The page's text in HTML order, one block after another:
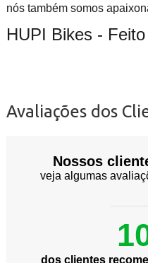
nós também somos
HUPI Bikes -
Avaliações dos
Nossos
veja algumas
dos clientes